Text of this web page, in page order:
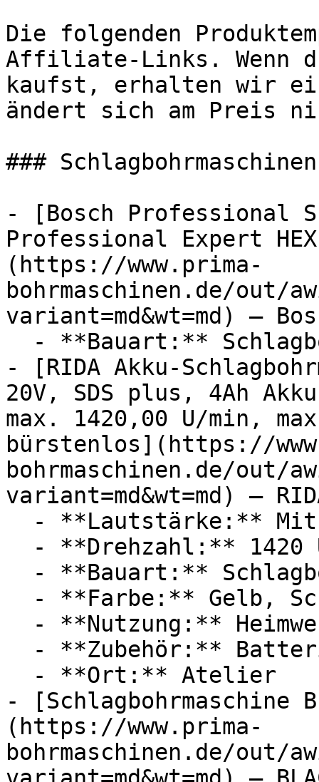
Die folgenden
Affiliate-Links. Wenn
kaufst, erhalten wir
ändert sich am Preis
### Schlagbohrmaschinen
- [Bosch Professional
Professional Expert
(https://www.prima-
bohrmaschinen.de/out/
variant=md&wt=md) —
- [RIDA Akku-
20V, SDS plus, 4Ah
max. 1420,00 U/min,
bürstenlos](https://
bohrmaschinen.de/out/
variant=md&wt=md) —
- [Schlagbohrmaschine
(https://www.prima-
bohrmaschinen.de/out/